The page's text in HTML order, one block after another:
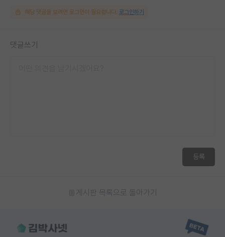
해당 댓글을 보려면 로그인이 필요합니다. 로그인하기
댓글쓰기
등록
게시판 목록으로 돌아가기